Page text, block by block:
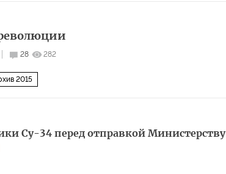
28 282
2015
Су-34 перед отправкой Министерству